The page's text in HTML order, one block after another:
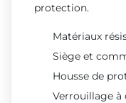
protection.
Matériaux
Siège et
Housse de
Verrouillage à